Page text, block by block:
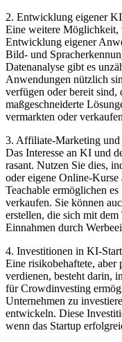
2. Entwicklung eigener
Eine weitere
Entwicklung eigener
Bild- und
Datenanalyse gibt es
Anwendungen nützlich
verfügen oder bereit sind,
maßgeschneiderte
vermarkten oder
3. Affiliate-Marketing
Das Interesse an KI und
rasant. Nutzen Sie dies,
oder eigene Online-
Teachable ermöglichen
verkaufen. Sie können
erstellen, die sich mit
Einnahmen durch
4. Investitionen in KI-
Eine risikobehaftete,
verdienen, besteht darin,
für Crowdinvesting
Unternehmen zu
entwickeln. Diese
wenn das Startup